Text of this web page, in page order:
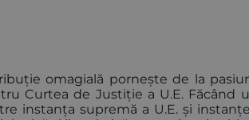
omagială pornește de la
Curtea de Justiție a U.E.
instanța supremă a U.E. și